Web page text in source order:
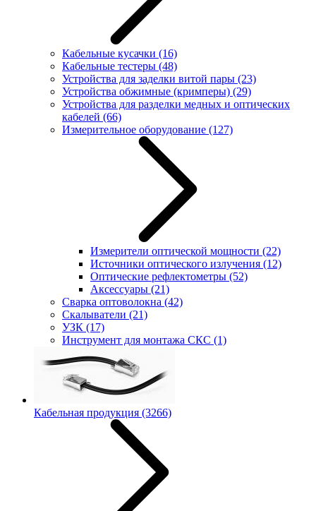
Кабельные кусачки (16)
Кабельные тестеры (48)
Устройства для заделки витой пары (23)
Устройства обжимные (кримперы) (29)
Устройства для разделки медных и оптических
кабелей (66)
Измерительное оборудование (127)
Измерители оптической мощности (22)
Источники оптического излучения (12)
Оптические рефлектометры (52)
Аксессуары (21)
Сварка оптоволокна (42)
Скалыватели (21)
УЗК (17)
Инструмент для монтажа СКС (1)
Кабельная продукция (3266)